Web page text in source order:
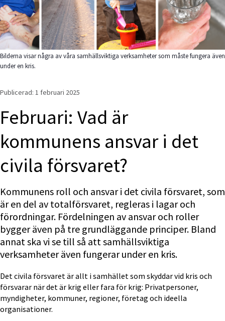
Bilderna visar några av våra samhällsviktiga verksamheter som måste fungera även
under en kris.
Publicerad: 1 februari 2025
Februari: Vad är
kommunens ansvar i det
civila försvaret?
Kommunens roll och ansvar i det civila försvaret, som
är en del av totalförsvaret, regleras i lagar och
förordningar. Fördelningen av ansvar och roller
bygger även på tre grundläggande principer. Bland
annat ska vi se till så att samhällsviktiga
verksamheter även fungerar under en kris.
Det civila försvaret är allt i samhället som skyddar vid kris och
försvarar när det är krig eller fara för krig: Privatpersoner,
myndigheter, kommuner, regioner, företag och ideella
organisationer.